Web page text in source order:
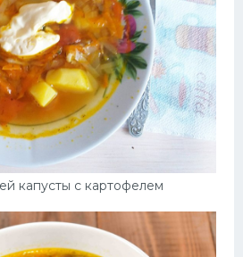
капусты с картофелем